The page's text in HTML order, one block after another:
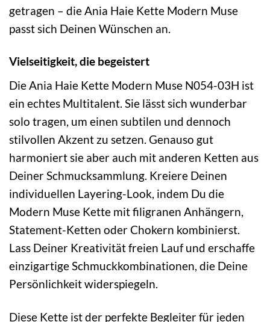
getragen – die Ania Haie Kette Modern Muse
passt sich Deinen Wünschen an.
Vielseitigkeit, die begeistert
Die Ania Haie Kette Modern Muse N054-03H ist
ein echtes Multitalent. Sie lässt sich wunderbar
solo tragen, um einen subtilen und dennoch
stilvollen Akzent zu setzen. Genauso gut
harmoniert sie aber auch mit anderen Ketten aus
Deiner Schmucksammlung. Kreiere Deinen
individuellen Layering-Look, indem Du die
Modern Muse Kette mit filigranen Anhängern,
Statement-Ketten oder Chokern kombinierst.
Lass Deiner Kreativität freien Lauf und erschaffe
einzigartige Schmuckkombinationen, die Deine
Persönlichkeit widerspiegeln.
Diese Kette ist der perfekte Begleiter für jeden